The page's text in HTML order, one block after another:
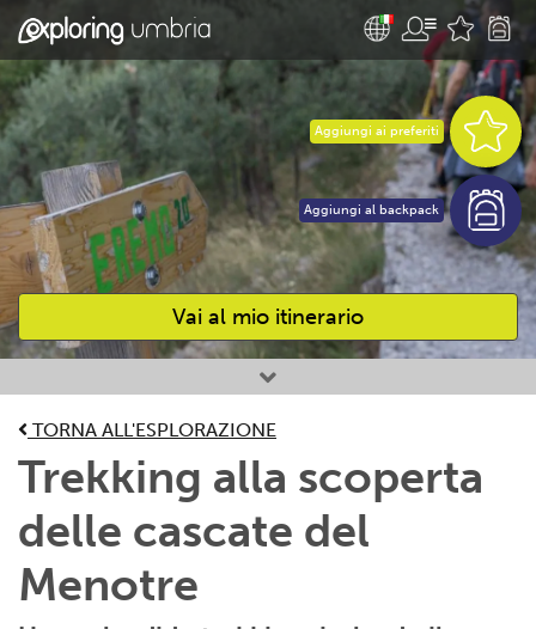
Vai al mio itinerario
Attività preferite
Aggiungi ai preferiti
Aggiungi al backpack
TORNA ALL'ESPLORAZIONE
Trekking alla scoperta
delle cascate del
Menotre